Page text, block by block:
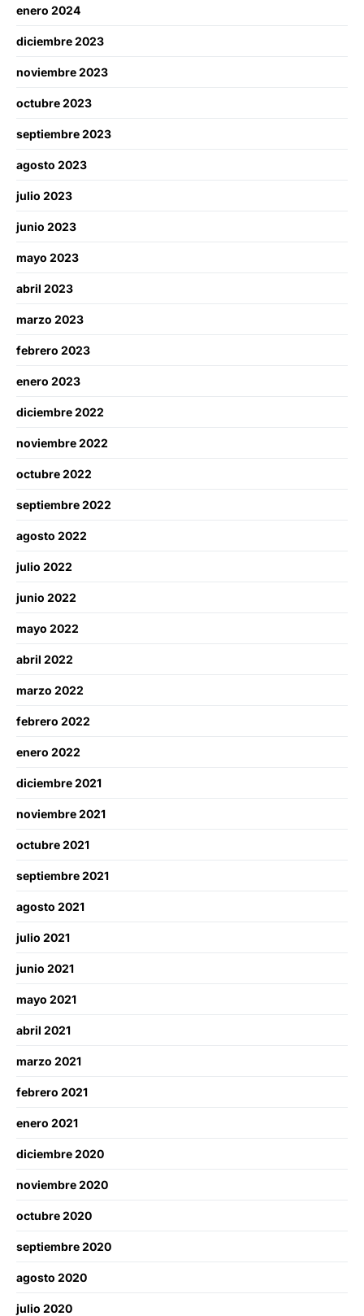
enero 2024
diciembre 2023
noviembre 2023
octubre 2023
septiembre 2023
agosto 2023
julio 2023
junio 2023
mayo 2023
abril 2023
marzo 2023
febrero 2023
enero 2023
diciembre 2022
noviembre 2022
octubre 2022
septiembre 2022
agosto 2022
julio 2022
junio 2022
mayo 2022
abril 2022
marzo 2022
febrero 2022
enero 2022
diciembre 2021
noviembre 2021
octubre 2021
septiembre 2021
agosto 2021
julio 2021
junio 2021
mayo 2021
abril 2021
marzo 2021
febrero 2021
enero 2021
diciembre 2020
noviembre 2020
octubre 2020
septiembre 2020
agosto 2020
julio 2020